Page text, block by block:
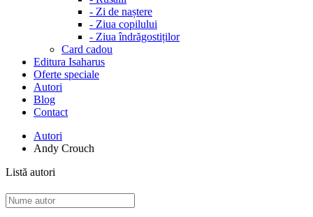
- Zi de naștere
- Ziua copilului
- Ziua îndrăgostiților
Card cadou
Editura Isaharus
Oferte speciale
Autori
Blog
Contact
Autori
Andy Crouch
Listă autori